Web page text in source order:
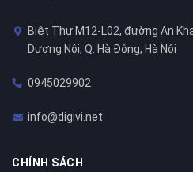
Biệt Thự M12-L02, đường An
Dương Nội, Q. Hà Đông, Hà Nội
0945029902
info@digivi.net
CHÍNH SÁCH